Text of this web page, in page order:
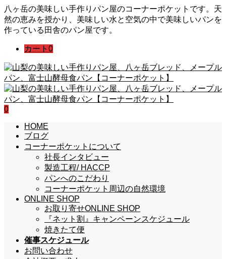
八ヶ岳の美味しい手作りパン屋のコーナーポケットです。天
然の恵みを授かり、美味しい水と空気の中で美味しいパンを
作っている田舎のパン屋です。
カート 0
0
HOME
ブログ
コーナーポケットについて
社長インタビュー
製造工程/ HACCP
パンへのこだわり
コーナーポケット周辺の自然環境
ONLINE SHOP
お取り寄せONLINE SHOP
『ネット割』キャンペーンスケジュール
焼きたて便
催事スケジュール
お問い合わせ